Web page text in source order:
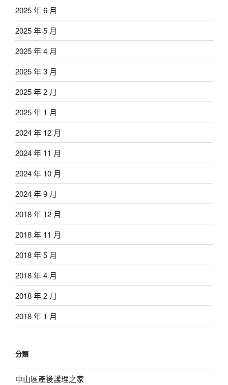
2025 年 6 月
2025 年 5 月
2025 年 4 月
2025 年 3 月
2025 年 2 月
2025 年 1 月
2024 年 12 月
2024 年 11 月
2024 年 10 月
2024 年 9 月
2018 年 12 月
2018 年 11 月
2018 年 5 月
2018 年 4 月
2018 年 2 月
2018 年 1 月
分類
中山區產後護理之家